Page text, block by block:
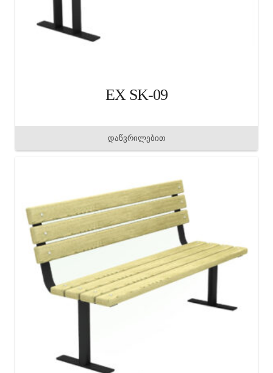
EX SK-09
დაწვრილებით